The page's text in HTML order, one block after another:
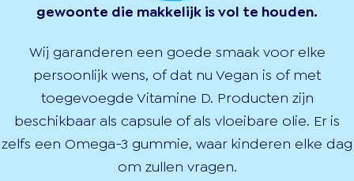
gewoonte die makkelijk is vol te houden.
Wij garanderen een goede smaak voor elke
persoonlijk wens, of dat nu Vegan is of met
toegevoegde Vitamine D. Producten zijn
beschikbaar als capsule of als vloeibare olie. Er is
zelfs een Omega-3 gummie, waar kinderen elke dag
om zullen vragen.